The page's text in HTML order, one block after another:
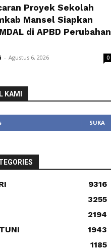
Proyek Sekolah
Mansel Siapkan
di APBD Perubahan
- Agustus 6, 2026 0
KAMI
SUKA
9316
3255
2194
1943
1185